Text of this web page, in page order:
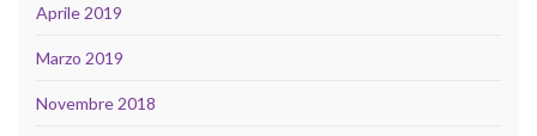
Aprile 2019
Marzo 2019
Novembre 2018